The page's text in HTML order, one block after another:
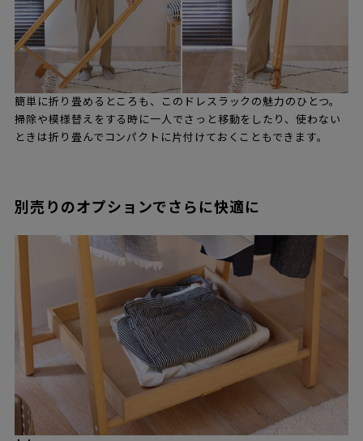
簡単に折り畳めるところも、このドレスラックの魅力のひとつ。
掃除や模様替えをする時に一人でさっと移動をしたり、使わない
ときは折り畳んでコンパクトに片付けておくこともできます。
別売りのオプションでさらに快適に